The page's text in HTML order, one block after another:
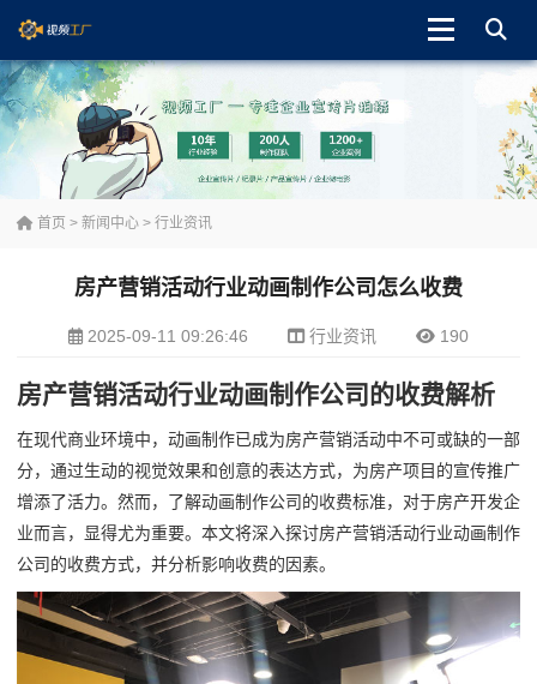
首页 > 新闻中心 > 行业资讯
房产营销活动行业动画制作公司怎么收费
2025-09-11 09:26:46 行业资讯 190
房产营销活动行业动画制作公司的收费解析
在现代商业环境中，动画制作已成为房产营销活动中不可或缺的一部
分，通过生动的视觉效果和创意的表达方式，为房产项目的宣传推广
增添了活力。然而，了解动画制作公司的收费标准，对于房产开发企
业而言，显得尤为重要。本文将深入探讨房产营销活动行业动画制作
公司的收费方式，并分析影响收费的因素。